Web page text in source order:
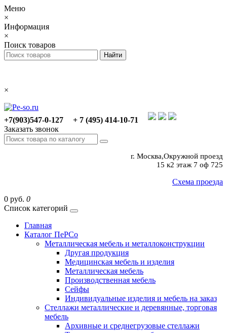
Меню
×
Информация
×
Поиск товаров
×
+7(903)547-0-127
+ 7 (495) 414-10-71
Заказать звонок
г. Москва,Окружной проезд
15 к2 этаж 7 оф 725
Схема проезда
0 руб. 0
Список категорий
Главная
Каталог ПеРСо
Металлическая мебель и металлоконструкции
Другая продукция
Медицинская мебель и изделия
Металлическая мебель
Производственная мебель
Сейфы
Индивидуальные изделия и мебель на заказ
Стеллажи металлические и деревянные, торговая
мебель
Архивные и среднегрузовые стеллажи